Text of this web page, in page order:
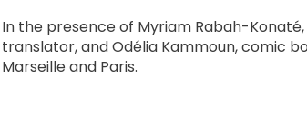
In the presence of Myriam Rabah-
translator, and Odélia Kammoun, comic
Marseille and Paris.